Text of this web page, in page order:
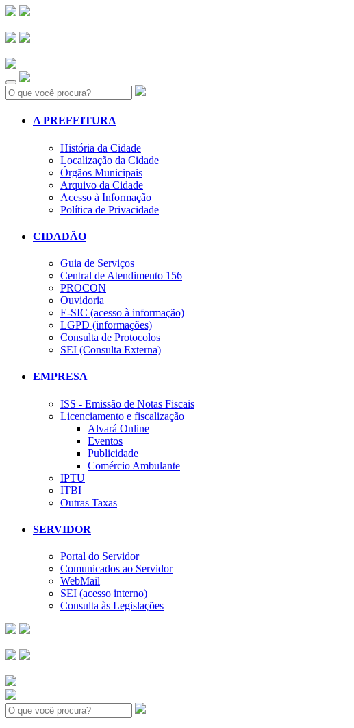
Search:
A PREFEITURA
História da Cidade
Localização da Cidade
Órgãos Municipais
Arquivo da Cidade
Acesso à Informação
Política de Privacidade
CIDADÃO
Guia de Serviços
Central de Atendimento 156
PROCON
Ouvidoria
E-SIC (acesso à informação)
LGPD (informações)
Consulta de Protocolos
SEI (Consulta Externa)
EMPRESA
ISS - Emissão de Notas Fiscais
Licenciamento e fiscalização
Alvará Online
Eventos
Publicidade
Comércio Ambulante
IPTU
ITBI
Outras Taxas
SERVIDOR
Portal do Servidor
Comunicados ao Servidor
WebMail
SEI (acesso interno)
Consulta às Legislações
Search: